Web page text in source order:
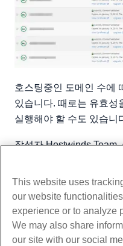
호스팅중인 도메인 수에
있습니다. 때로는 유효성
실행해야 할 수도 있습니
작성자 Hostwinds Team
제품
This website uses
our website
experience or to analyze
We may also share
our site with our social